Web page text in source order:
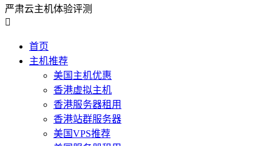
严肃云主机体验评测

首页
主机推荐
美国主机优惠
香港虚拟主机
香港服务器租用
香港站群服务器
美国VPS推荐